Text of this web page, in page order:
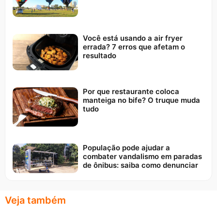
Você está usando a air fryer
errada? 7 erros que afetam o
resultado
Por que restaurante coloca
manteiga no bife? O truque muda
tudo
População pode ajudar a
combater vandalismo em paradas
de ônibus: saiba como denunciar
Veja também